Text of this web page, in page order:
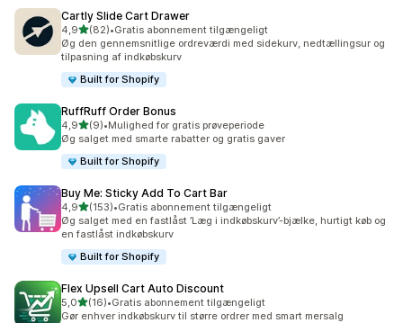
Cartly Slide Cart Drawer
4,9ud af 5 stjerner
(82)
82 anmeldelser i alt
•Gratis abonnement tilgængeligt
Øg den gennemsnitlige ordreværdi med sidekurv, nedtællingsur og
tilpasning af indkøbskurv
Built for Shopify
RuffRuff Order Bonus
4,9ud af 5 stjerner
(9)
9 anmeldelser i alt
•Mulighed for gratis prøveperiode
Øg salget med smarte rabatter og gratis gaver
Built for Shopify
Buy Me: Sticky Add To Cart Bar
4,9ud af 5 stjerner
(153)
153 anmeldelser i alt
•Gratis abonnement tilgængeligt
Øg salget med en fastlåst ’Læg i indkøbskurv’-bjælke, hurtigt køb og
en fastlåst indkøbskurv
Built for Shopify
Flex Upsell Cart Auto Discount
5,0ud af 5 stjerner
(16)
16 anmeldelser i alt
•Gratis abonnement tilgængeligt
Gør enhver indkøbskurv til større ordrer med smart mersalg